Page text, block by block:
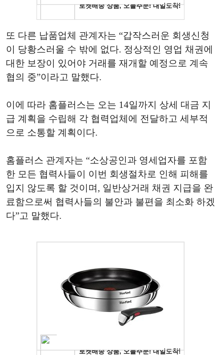
또 다른 납품업체 관계자는 “갑작스러운 회생신청
이 당황스러울 수 밖에 없다. 정상적인 영업 채권에
대한 보장이 있어야 거래를 재개할 예정으로 계속
협의 중”이라고 말했다.
이에 따라 홈플러스는 오는 14일까지 상세 대금 지
급 계획을 수립해 각 협력업체에 전달하고 세부적
으로 소통할 계획이다.
홈플러스 관계자는 “소상공인과 영세업자를 포함
한 모든 협력사들이 이번 회생절차로 인해 피해를
입지 않도록 할 것이며, 일반상거래 채권 지급을 완
료함으로써 협력사들의 불안과 불편을 최소화 하겠
다”고 말했다.